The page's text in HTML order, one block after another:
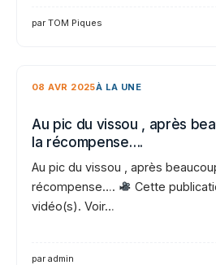
par TOM Piques
08 AVR 2025À LA UNE
Au pic du vissou , après
la récompense….
Au pic du vissou , après
récompense….
Cette
vidéo(s). Voir…
par admin